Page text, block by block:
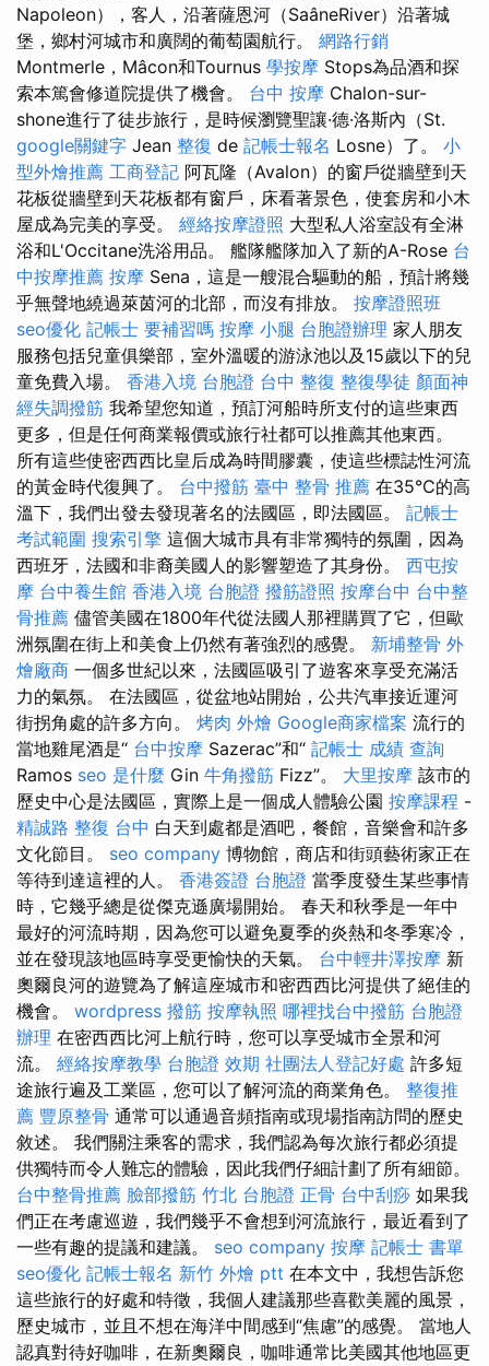
Napoleon），客人，沿著薩恩河（SaâneRiver）沿著城
堡，鄉村河城市和廣闊的葡萄園航行。 網路行銷
Montmerle，Mâcon和Tournus 學按摩 Stops為品酒和探
索本篤會修道院提供了機會。 台中 按摩 Chalon-sur-
shone進行了徒步旅行，是時候瀏覽聖讓·德·洛斯內（St.
google關鍵字 Jean 整復 de 記帳士報名 Losne）了。 小
型外燴推薦 工商登記 阿瓦隆（Avalon）的窗戶從牆壁到天
花板從牆壁到天花板都有窗戶，床看著景色，使套房和小木
屋成為完美的享受。 經絡按摩證照 大型私人浴室設有全淋
浴和L'Occitane洗浴用品。 艦隊艦隊加入了新的A-Rose 台
中按摩推薦 按摩 Sena，這是一艘混合驅動的船，預計將幾
乎無聲地繞過萊茵河的北部，而沒有排放。 按摩證照班
seo優化 記帳士 要補習嗎 按摩 小腿 台胞證辦理 家人朋友
服務包括兒童俱樂部，室外溫暖的游泳池以及15歲以下的兒
童免費入場。 香港入境 台胞證 台中 整復 整復學徒 顏面神
經失調撥筋 我希望您知道，預訂河船時所支付的這些東西
更多，但是任何商業報價或旅行社都可以推薦其他東西。
所有這些使密西西比皇后成為時間膠囊，使這些標誌性河流
的黃金時代復興了。 台中撥筋 臺中 整骨 推薦 在35°C的高
溫下，我們出發去發現著名的法國區，即法國區。 記帳士
考試範圍 搜索引擎 這個大城市具有非常獨特的氛圍，因為
西班牙，法國和非裔美國人的影響塑造了其身份。 西屯按
摩 台中養生館 香港入境 台胞證 撥筋證照 按摩台中 台中整
骨推薦 儘管美國在1800年代從法國人那裡購買了它，但歐
洲氛圍在街上和美食上仍然有著強烈的感覺。 新埔整骨 外
燴廠商 一個多世紀以來，法國區吸引了遊客來享受充滿活
力的氣氛。 在法國區，從盆地站開始，公共汽車接近運河
街拐角處的許多方向。 烤肉 外燴 Google商家檔案 流行的
當地雞尾酒是“ 台中按摩 Sazerac”和“ 記帳士 成績 查詢
Ramos seo 是什麼 Gin 牛角撥筋 Fizz”。 大里按摩 該市的
歷史中心是法國區，實際上是一個成人體驗公園 按摩課程 -
精誠路 整復 台中 白天到處都是酒吧，餐館，音樂會和許多
文化節目。 seo company 博物館，商店和街頭藝術家正在
等待到達這裡的人。 香港簽證 台胞證 當季度發生某些事情
時，它幾乎總是從傑克遜廣場開始。 春天和秋季是一年中
最好的河流時期，因為您可以避免夏季的炎熱和冬季寒冷，
並在發現該地區時享受更愉快的天氣。 台中輕井澤按摩 新
奧爾良河的遊覽為了解這座城市和密西西比河提供了絕佳的
機會。 wordpress 撥筋 按摩執照 哪裡找台中撥筋 台胞證
辦理 在密西西比河上航行時，您可以享受城市全景和河
流。 經絡按摩教學 台胞證 效期 社團法人登記好處 許多短
途旅行遍及工業區，您可以了解河流的商業角色。 整復推
薦 豐原整骨 通常可以通過音頻指南或現場指南訪問的歷史
敘述。 我們關注乘客的需求，我們認為每次旅行都必須提
供獨特而令人難忘的體驗，因此我們仔細計劃了所有細節。
台中整骨推薦 臉部撥筋 竹北 台胞證 正骨 台中刮痧 如果我
們正在考慮巡遊，我們幾乎不會想到河流旅行，最近看到了
一些有趣的提議和建議。 seo company 按摩 記帳士 書單
seo優化 記帳士報名 新竹 外燴 ptt 在本文中，我想告訴您
這些旅行的好處和特徵，我個人建議那些喜歡美麗的風景，
歷史城市，並且不想在海洋中間感到“焦慮”的感覺。 當地人
認真對待好咖啡，在新奧爾良，咖啡通常比美國其他地區更